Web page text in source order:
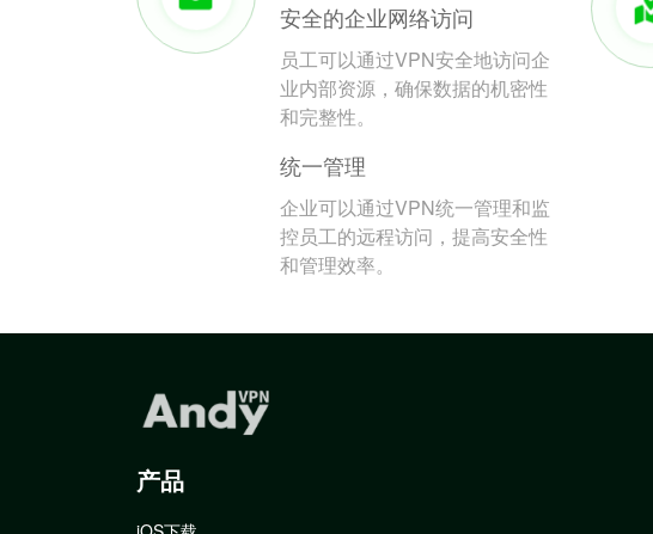
安全的企业网络访问
员工可以通过VPN安全地访问企
业内部资源，确保数据的机密性
和完整性。
统一管理
企业可以通过VPN统一管理和监
控员工的远程访问，提高安全性
和管理效率。
产品